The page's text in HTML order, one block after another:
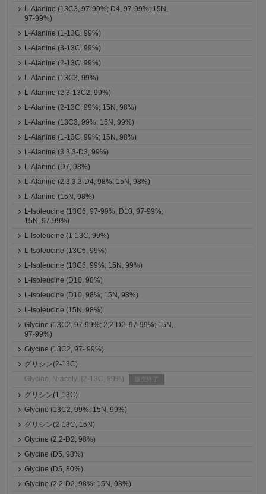
L-Alanine (13C3, 97-99%; D4, 97-99%; 15N,
97-99%)
L-Alanine (1-13C, 99%)
L-Alanine (3-13C, 99%)
L-Alanine (2-13C, 99%)
L-Alanine (13C3, 99%)
L-Alanine (2,3-13C2, 99%)
L-Alanine (2-13C, 99%; 15N, 98%)
L-Alanine (13C3, 99%; 15N, 99%)
L-Alanine (1-13C, 99%; 15N, 98%)
L-Alanine (3,3,3-D3, 99%)
L-Alanine (D7, 98%)
L-Alanine (2,3,3,3-D4, 98%; 15N, 98%)
L-Alanine (15N, 98%)
L-Isoleucine (13C6, 97-99%; D10, 97-99%;
15N, 97-99%)
L-Isoleucine (1-13C, 99%)
L-Isoleucine (13C6, 99%)
L-Isoleucine (13C6, 99%; 15N, 99%)
L-Isoleucine (D10, 98%)
L-Isoleucine (D10, 98%; 15N, 98%)
L-Isoleucine (15N, 98%)
Glycine (13C2, 97-99%; 2,2-D2, 97-99%; 15N,
97-99%)
Glycine (13C2, 97- 99%)
グリシン(2-13C)
Glycine, N-acetyl (2-13C, 99%)
販売終了
グリシン(1-13C)
Glycine (13C2, 99%; 15N, 99%)
グリシン(2-13C; 15N)
Glycine (2,2-D2, 98%)
Glycine (D5, 98%)
Glycine (D5, 80%)
Glycine (2,2-D2, 98%; 15N, 98%)